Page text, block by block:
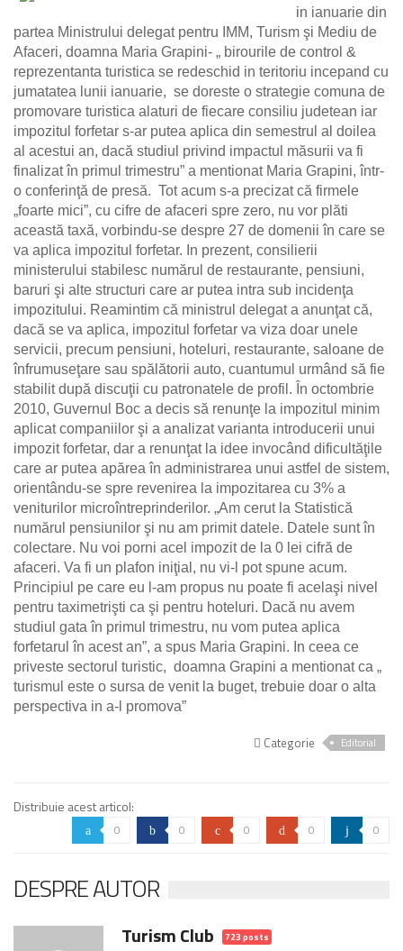
in ianuarie din
partea Ministrului delegat pentru IMM, Turism şi Mediu de
Afaceri, doamna Maria Grapini- „ birourile de control &
reprezentanta turistica se redeschid in teritoriu incepand cu
jumatatea lunii ianuarie, se doreste o strategie comuna de
promovare turistica alaturi de fiecare consiliu judetean iar
impozitul forfetar s-ar putea aplica din semestrul al doilea
al acestui an, dacă studiul privind impactul măsurii va fi
finalizat în primul trimestru” a mentionat Maria Grapini, într-
o conferinţă de presă. Tot acum s-a precizat că firmele
„foarte mici”, cu cifre de afaceri spre zero, nu vor plăti
această taxă, vorbindu-se despre 27 de domenii în care se
va aplica impozitul forfetar. In prezent, consilierii
ministerului stabilesc numărul de restaurante, pensiuni,
baruri şi alte structuri care ar putea intra sub incidenţa
impozitului. Reamintim că ministrul delegat a anunţat că,
dacă se va aplica, impozitul forfetar va viza doar unele
servicii, precum pensiuni, hoteluri, restaurante, saloane de
înfrumuseţare sau spălătorii auto, cuantumul urmând să fie
stabilit după discuţii cu patronatele de profil. În octombrie
2010, Guvernul Boc a decis să renunţe la impozitul minim
aplicat companiilor şi a analizat varianta introducerii unui
impozit forfetar, dar a renunţat la idee invocând dificultăţile
care ar putea apărea în administrarea unui astfel de sistem,
orientându-se spre revenirea la impozitarea cu 3% a
veniturilor microîntreprinderilor. „Am cerut la Statistică
numărul pensiunilor şi nu am primit datele. Datele sunt în
colectare. Nu voi porni acel impozit de la 0 lei cifră de
afaceri. Va fi un plafon iniţial, nu vi-l pot spune acum.
Principiul pe care eu l-am propus nu poate fi acelaşi nivel
pentru taximetrişti ca şi pentru hoteluri. Dacă nu avem
studiul gata în primul trimestru, nu vom putea aplica
forfetarul în acest an”, a spus Maria Grapini. In ceea ce
priveste sectorul turistic, doamna Grapini a mentionat ca „
turismul este o sursa de venit la buget, trebuie doar o alta
perspectiva in a-l promova”
Categorie Editorial
Distribuie acest articol:
a 0 b 0 c 0 d 0 j 0
DESPRE AUTOR
Turism Club 723 posts